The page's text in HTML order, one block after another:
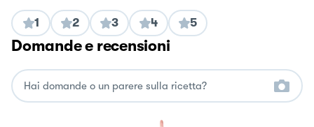
1 2 3 4 5
Domande e recensioni